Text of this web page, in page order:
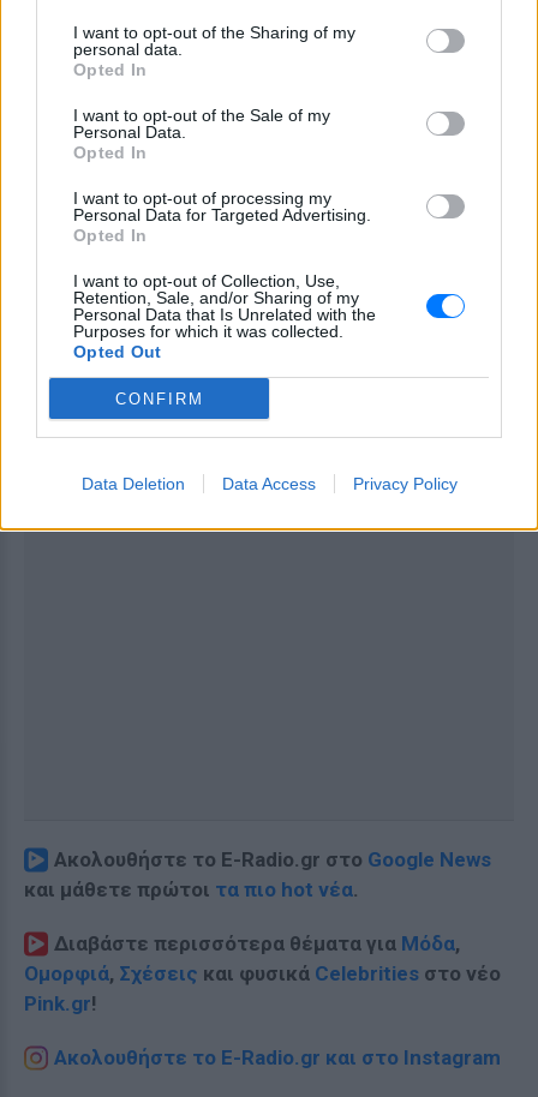
I want to opt-out of the Sharing of my
personal data.
Opted In
I want to opt-out of the Sale of my
Personal Data.
Opted In
I want to opt-out of processing my
Personal Data for Targeted Advertising.
Opted In
I want to opt-out of Collection, Use,
Retention, Sale, and/or Sharing of my
Personal Data that Is Unrelated with the
Purposes for which it was collected.
Opted Out
CONFIRM
Data Deletion Data Access Privacy Policy
στόχο, έχετε διαφορετικές ιδέες για
το πώς θα φτάσετε εκεί!
ΙΧΘΕΙΣ
Αποφύγετε τους θεατρινισμούς και
μιλήστε με ειλικρίνεια και λογική.
ΔΙΑΦΗΜΙΣΗ
Ακολουθήστε το E-Radio.gr στο Google News
και μάθετε πρώτοι τα πιο hot νέα.
Διαβάστε περισσότερα θέματα για Μόδα,
Ομορφιά, Σχέσεις και φυσικά Celebrities στο νέο
Pink.gr!
Ακολουθήστε το E-Radio.gr και στο Instagram